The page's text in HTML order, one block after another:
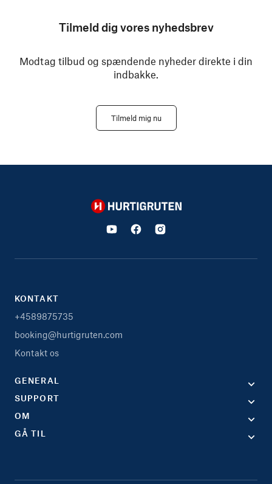
Tilmeld dig vores nyhedsbrev
Modtag tilbud og spændende nyheder direkte i din
indbakke.
Tilmeld mig nu
Hurtigruten
KONTAKT
+4589875735
booking@hurtigruten.com
Kontakt os
GENERAL
SUPPORT
OM
GÅ TIL